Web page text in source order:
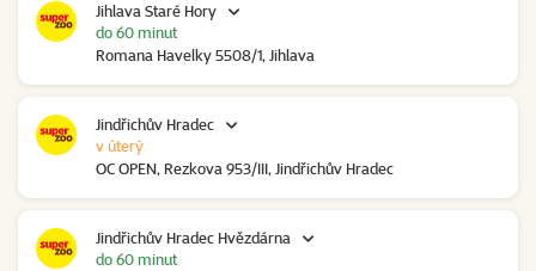
Jihlava Staré Hory
Romana Havelky 5508/1, Jihlava
do 60 minut
Jindřichův Hradec
OC OPEN, Rezkova 953/III, Jindřichův Hradec
v úterý
Jindřichův Hradec Hvězdárna
do 60 minut